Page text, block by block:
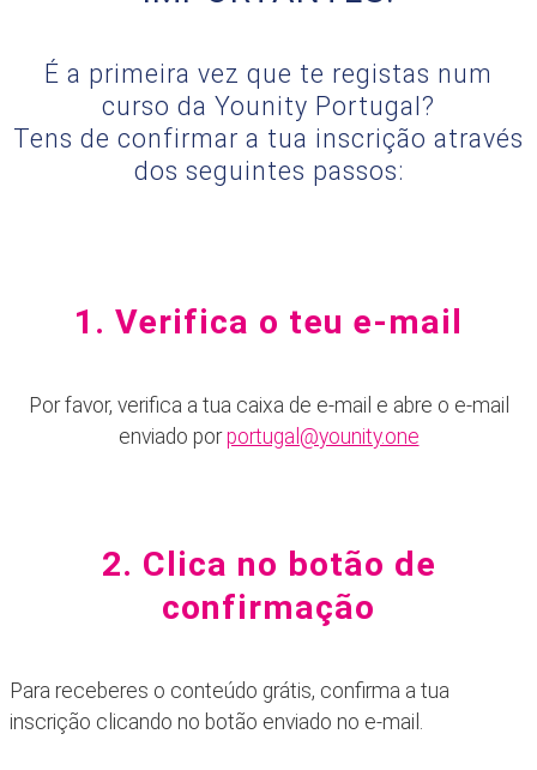
É a primeira vez que te registas num
curso da Younity Portugal?
Tens de confirmar a tua inscrição através
dos seguintes passos:
1. Verifica o teu e-mail
Por favor, verifica a tua caixa de e-mail e abre o e-mail
enviado porportugal@younity.one
2. Clica no botão de
confirmação
Para receberes o conteúdo grátis, confirma a tua
inscrição clicando no botão enviado no e-mail.